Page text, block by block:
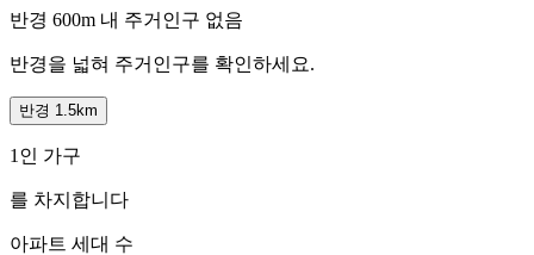
반경 600m 내 주거인구 없음
반경을 넓혀 주거인구를 확인하세요.
반경 1.5km
1인 가구
를 차지합니다
아파트 세대 수